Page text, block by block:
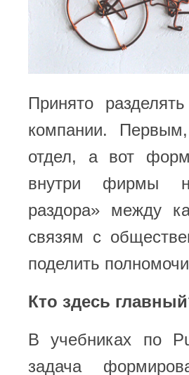
Принято
компании.
отдел, а вот
внутри фирмы
раздора» между
связям с
поделить
Кто здесь
В учебниках по
задача